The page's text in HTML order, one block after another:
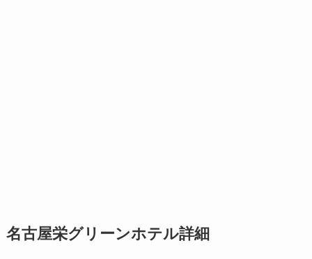
名古屋栄グリーンホテル詳細